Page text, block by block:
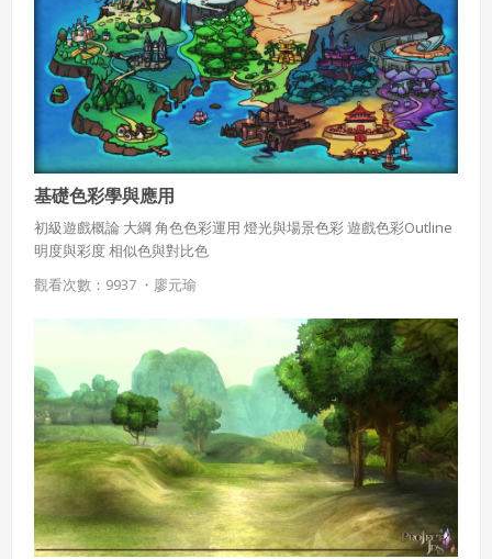
基礎色彩學與應用
初級遊戲概論 大綱 角色色彩運用 燈光與場景色彩 遊戲色彩Outline
明度與彩度 相似色與對比色
觀看次數：9937 ・ 廖元瑜